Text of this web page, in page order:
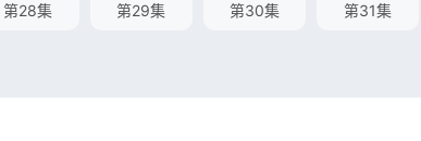
第28集 第29集 第30集 第31集